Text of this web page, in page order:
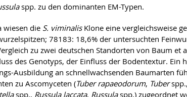
spp. zu den dominanten EM-Typen.
wiesen die S. viminalis Klone eine vergleichsweise
78183: 18,6% der untersuchten
zu zwei deutschen Standorten von Baum et
des Genotyps, der Einfluss der Bodentextur. Ein
Ausbildung an schnellwachsenden Baumarten
zu Ascomyceten (Tuber rapaeodorum, Tuberspp.,
spp., Russula laccata, Russulaspp.) zugeordnet